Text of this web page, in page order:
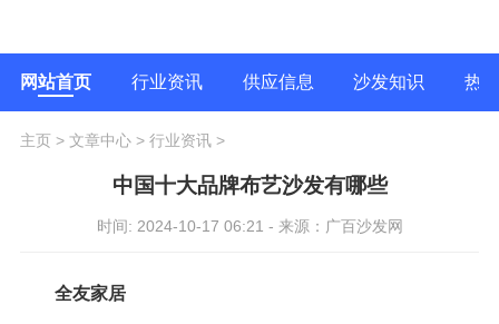
网站首页 行业资讯 供应信息 沙发知识 热
主页> 文章中心> 行业资讯>
中国十大品牌布艺沙发有哪些
时间: 2024-10-17 06:21 - 来源：广百沙发网
全友家居